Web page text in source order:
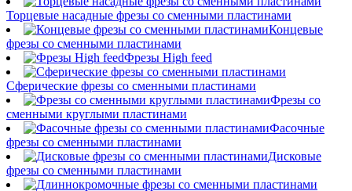
Торцевые насадные фрезы со сменными пластинами
Концевые
фрезы со сменными пластинами
Фрезы High feed
Сферические фрезы со сменными пластинами
Фрезы со
сменными круглыми пластинами
Фасочные
фрезы со сменными пластинами
Дисковые
фрезы со сменными пластинами